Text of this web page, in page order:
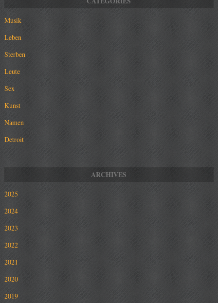
Musik
Leben
Sterben
Leute
Sex
Kunst
Namen
Detroit
2025
2024
2023
2022
2021
2020
2019